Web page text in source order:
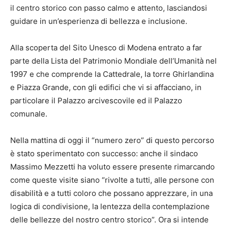
il centro storico con passo calmo e attento, lasciandosi
guidare in un’esperienza di bellezza e inclusione.
Alla scoperta del Sito Unesco di Modena entrato a far
parte della Lista del Patrimonio Mondiale dell’Umanità nel
1997 e che comprende la Cattedrale, la torre Ghirlandina
e Piazza Grande, con gli edifici che vi si affacciano, in
particolare il Palazzo arcivescovile ed il Palazzo
comunale.
Nella mattina di oggi il “numero zero” di questo percorso
è stato sperimentato con successo: anche il sindaco
Massimo Mezzetti ha voluto essere presente rimarcando
come queste visite siano “rivolte a tutti, alle persone con
disabilità e a tutti coloro che possano apprezzare, in una
logica di condivisione, la lentezza della contemplazione
delle bellezze del nostro centro storico”. Ora si intende